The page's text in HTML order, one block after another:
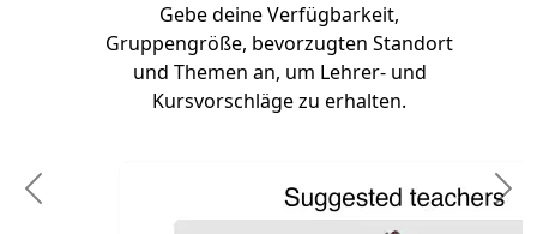
Gebe deine Verfügbarkeit,
Gruppengröße, bevorzugten Standort
und Themen an, um Lehrer- und
Kursvorschläge zu erhalten.
Previous